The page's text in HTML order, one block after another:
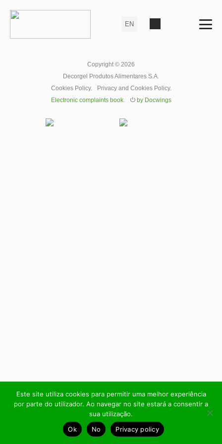
Copyright © 2026
Decorgel Produtos Alimentares S.A.
Cookies Policy. Privacy and Cookies Policy.
Electronic complaints book. ⏻ by Docwings
Este site utiliza cookies para permitir uma melhor experiência
por parte do utilizador. Ao navegar no site estará a consentir a
sua utilização.
Ok
No Privacy policy